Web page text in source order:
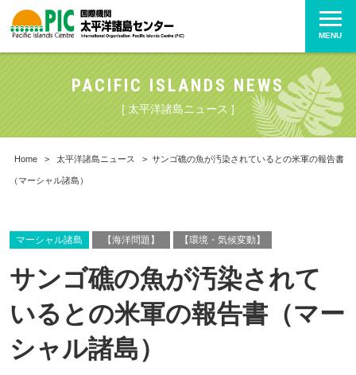
MENU
PACIFIC ISLANDS NEWS
[ 太平洋諸島ニュース ]
Home > 太平洋諸島ニュース > サンゴ礁の魚が汚染されているとの米軍の報告書
（マーシャル諸島）
マーシャル諸島 【海洋問題】 【環境・気候変動】
サンゴ礁の魚が汚染されて
いるとの米軍の報告書（マー
シャル諸島）